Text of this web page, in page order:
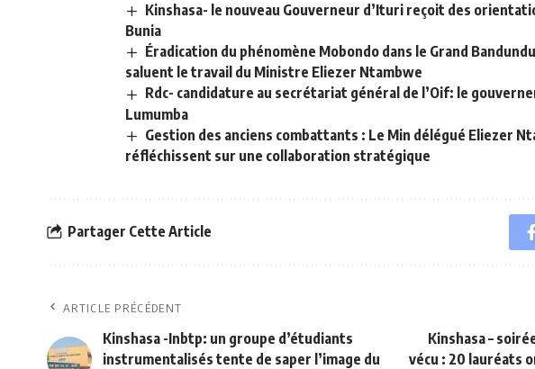
Kinshasa- le nouveau Gouverneur d’Ituri reçoit des
Bunia
Éradication du phénomène Mobondo dans le Grand
saluent le travail du Ministre Eliezer Ntambwe
Rdc- candidature au secrétariat général de l’Oif: le
Lumumba
Gestion des anciens combattants : Le Min délégué Eliezer
réfléchissent sur une collaboration stratégique
Partager Cette Article
ARTICLE PRÉCÉDENT
Kinshasa -Inbtp: un groupe d’étudiants
instrumentalisés tente de saper l’image du
Kinshasa –
vécu : 20 lauréats